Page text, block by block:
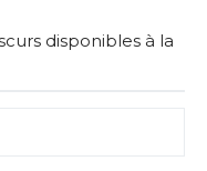
disponibles à la